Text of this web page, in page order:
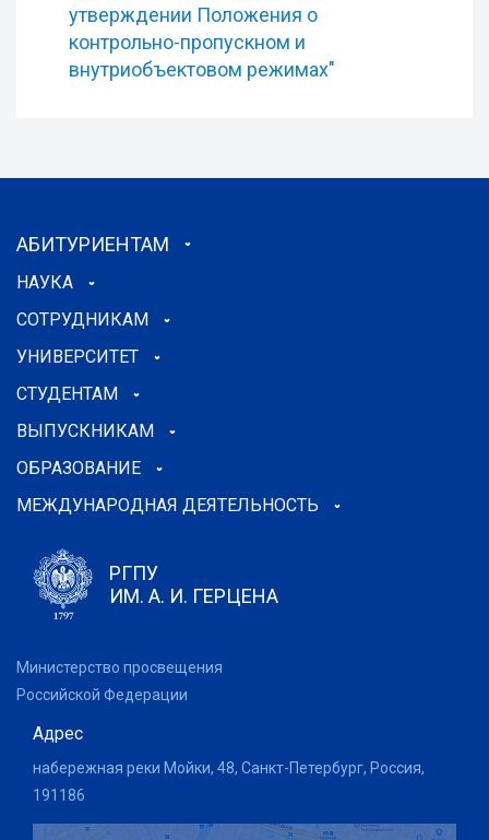
утверждении Положения о
контрольно-пропускном и
внутриобъектовом режимах"
АБИТУРИЕНТАМ
НАУКА
СОТРУДНИКАМ
УНИВЕРСИТЕТ
СТУДЕНТАМ
ВЫПУСКНИКАМ
ОБРАЗОВАНИЕ
МЕЖДУНАРОДНАЯ ДЕЯТЕЛЬНОСТЬ
РГПУ
ИМ. А. И. ГЕРЦЕНА
Министерство просвещения
Российской Федерации
Адрес
набережная реки Мойки, 48, Санкт-Петербург, Россия,
191186